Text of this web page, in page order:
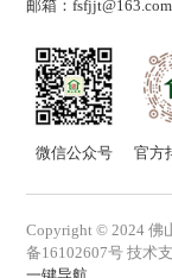
邮箱：fsfjjt@163.com
微信公众号 官方
Copyright © 2024 佛
备16102607号 技术